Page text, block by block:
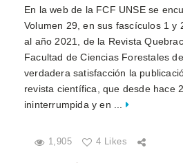
En la web de la FCF UNSE se
Volumen 29, en sus fascículos 1 y
al año 2021, de la Revista
Facultad de Ciencias Forestales
verdadera satisfacción la
revista científica, que desde hace
ininterrumpida y en ...
1,905 4 Likes